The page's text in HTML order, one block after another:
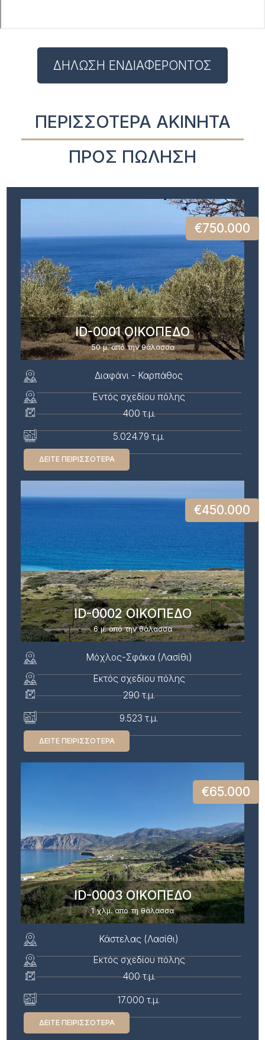
ΔΗΛΩΣΗ ΕΝΔΙΑΦΕΡΟΝΤΟΣ
ΠΕΡΙΣΣΟΤΕΡΑ ΑΚΙΝΗΤΑ
ΠΡΟΣ ΠΩΛΗΣΗ
€750.000
ID-0001 ΟΙΚΟΠΕΔΟ
50 μ. από την θάλασσα
Διαφάνι - Καρπάθος
Εντός σχεδίου πόλης
400 τ.μ.
5.024.79 τ.μ.
ΔΕΊΤΕ ΠΕΙΡΙΣΣΌΤΕΡΑ
€450.000
ID-0002 ΟΙΚΟΠΕΔΟ
6 μ. από την θάλασσα
Μόχλος-Σφάκα (Λασίθι)
Εκτός σχεδίου πόλης
290 τ.μ.
9.523 τ.μ.
ΔΕΊΤΕ ΠΕΙΡΙΣΣΌΤΕΡΑ
€65.000
ID-0003 ΟΙΚΟΠΕΔΟ
1 χλμ. από τη θάλασσα
Κάστελας (Λασίθι)
Εκτός σχεδίου πόλης
400 τ.μ.
17.000 τ.μ.
ΔΕΊΤΕ ΠΕΙΡΙΣΣΌΤΕΡΑ